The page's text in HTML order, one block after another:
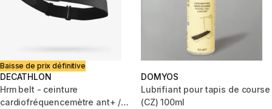
Baisse de prix définitive
DECATHLON
Hrm belt - ceinture
cardiofréquencemètre ant+ /
DOMYOS
Lubrifiant pour tapis de course
(CZ) 100ml